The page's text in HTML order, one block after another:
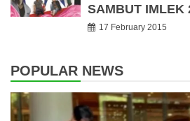
SAMBUT IMLEK
17 February 2015
POPULAR NEWS